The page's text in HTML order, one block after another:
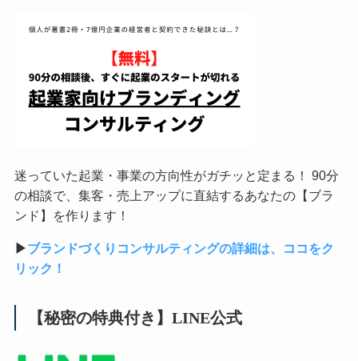
迷っていた起業・事業の方向性がガチッと定まる！ 90分
の相談で、集客・売上アップに直結するあなたの【ブラ
ンド】を作ります！
▶︎ブランドづくりコンサルティングの詳細は、ココをク
リック！
【秘密の特典付き】LINE公式